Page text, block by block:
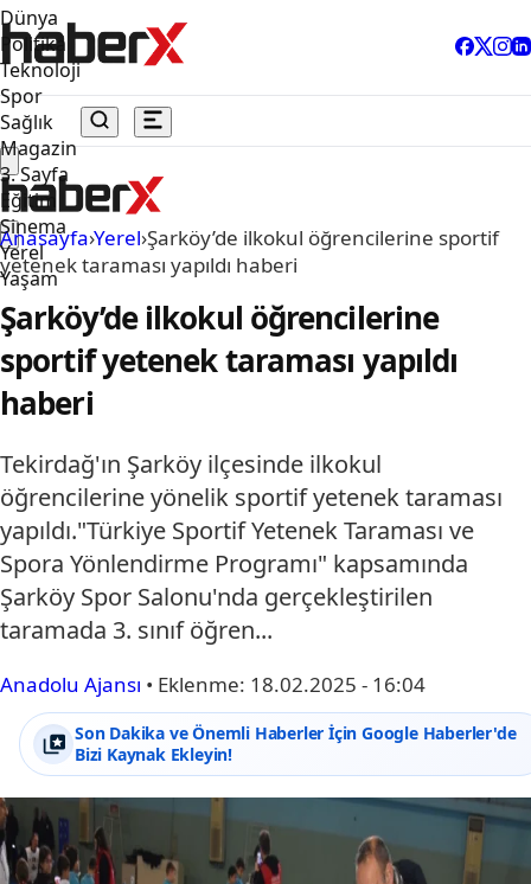
Dünya
Politika
Teknoloji
Spor
Sağlık
Magazin
3. Sayfa
Eğitim
Sinema
Yerel
Yaşam
Anasayfa›Yerel›Şarköy’de ilkokul öğrencilerine sportif
yetenek taraması yapıldı haberi
Şarköy’de ilkokul öğrencilerine
sportif yetenek taraması yapıldı
haberi
Tekirdağ'ın Şarköy ilçesinde ilkokul
öğrencilerine yönelik sportif yetenek taraması
yapıldı."Türkiye Sportif Yetenek Taraması ve
Spora Yönlendirme Programı" kapsamında
Şarköy Spor Salonu'nda gerçekleştirilen
taramada 3. sınıf öğren...
Anadolu Ajansı • Eklenme: 18.02.2025 - 16:04
Son Dakika ve Önemli Haberler İçin Google Haberler'de
Bizi Kaynak Ekleyin!